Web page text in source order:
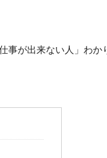
事が出来ない人」わか